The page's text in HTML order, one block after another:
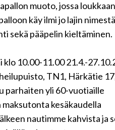
muoto, jossa
käy ilmi jo lajin
sekä pääpelin kieltäminen.
10.00-11.00 21.4.-
TN1, Härkätie
parhaiten yli 60-vuotiaille
kesäkaudella
nautimme kahvista ja